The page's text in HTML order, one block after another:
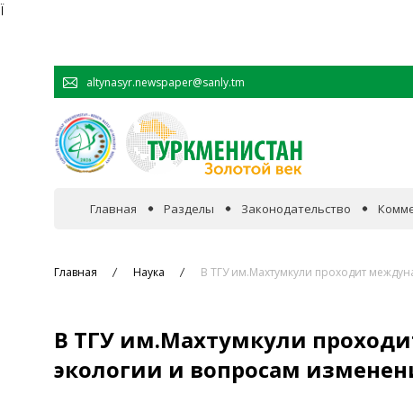
Ï
altynasyr.newspaper@sanly.tm
Главная Разделы
Сотрудничество
Законодательство
Главная Наука В ТГУ им.Махтумкули проходит
В ТГУ им.Махтумкули
экологии и вопросам